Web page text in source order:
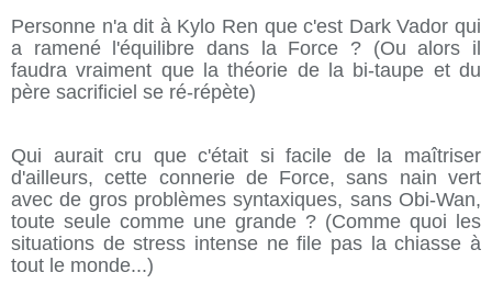
Personne n'a dit à Kylo Ren que c'est Dark Vador qui
a ramené l'équilibre dans la Force ? (Ou alors il
faudra vraiment que la théorie de la bi-taupe et du
père sacrificiel se ré-répète)
Qui aurait cru que c'était si facile de la maîtriser
d'ailleurs, cette connerie de Force, sans nain vert
avec de gros problèmes syntaxiques, sans Obi-Wan,
toute seule comme une grande ? (Comme quoi les
situations de stress intense ne file pas la chiasse à
tout le monde...)